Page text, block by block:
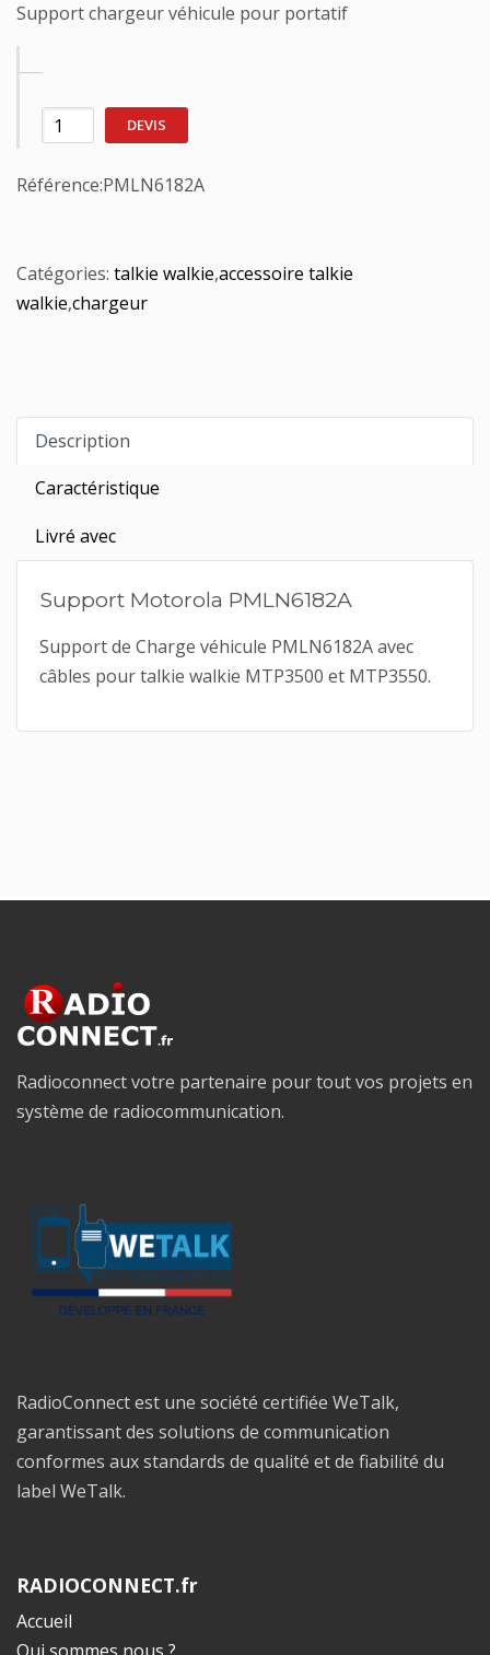
Support chargeur véhicule pour portatif
DEVIS
Référence:PMLN6182A
Catégories: talkie walkie,accessoire talkie
walkie,chargeur
Description
Caractéristique
Livré avec
Support Motorola PMLN6182A
Support de Charge véhicule PMLN6182A avec
câbles pour talkie walkie MTP3500 et MTP3550.
Radioconnect votre partenaire pour tout vos projets en
système de radiocommunication.
RadioConnect est une société certifiée WeTalk,
garantissant des solutions de communication
conformes aux standards de qualité et de fiabilité du
label WeTalk.
RADIOCONNECT.fr
Accueil